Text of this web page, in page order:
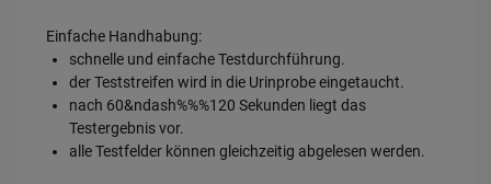
Einfache Handhabung:
schnelle und einfache Testdurchführung.
der Teststreifen wird in die Urinprobe eingetaucht.
nach 60&ndash%%%120 Sekunden liegt das
Testergebnis vor.
alle Testfelder können gleichzeitig abgelesen werden.